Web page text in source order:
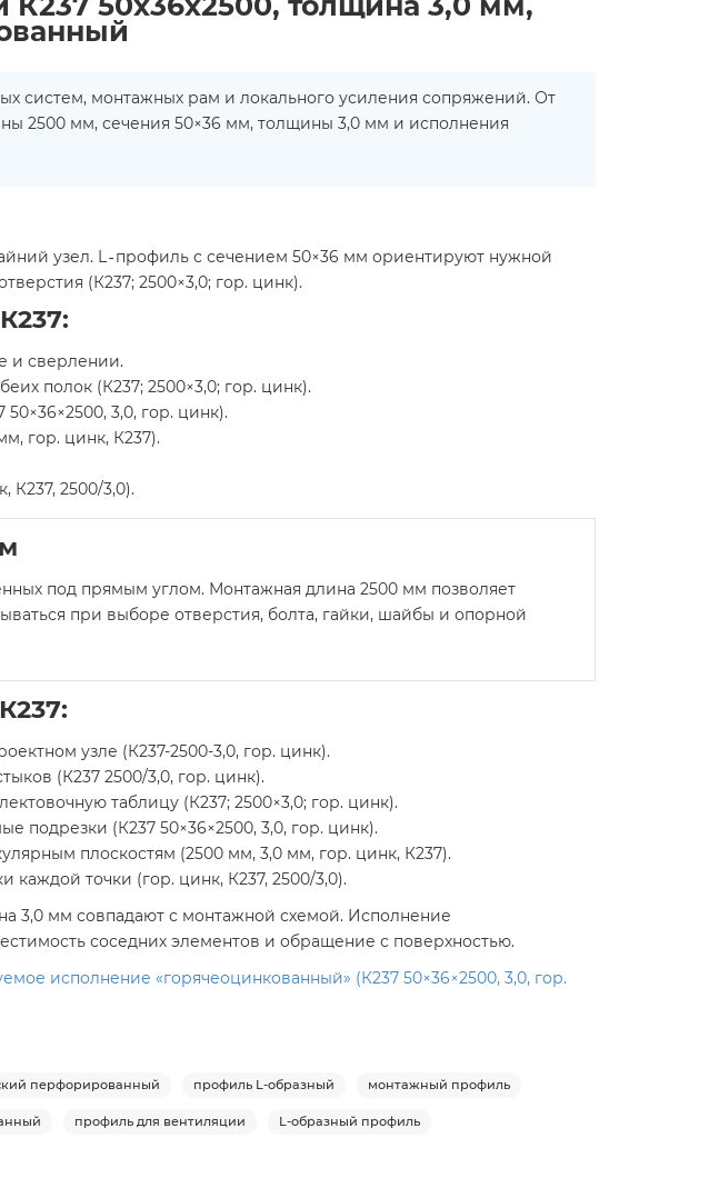
систем, монтажных рам и локального усиления сопряжений. От
2500 мм, сечения 50×36 мм, толщины 3,0 мм и исполнения
узел. L‑профиль с сечением 50×36 мм ориентируют нужной
(К237; 2500×3,0; гор. цинк).
и сверлении.
полок (К237; 2500×3,0; гор. цинк).
3,0, гор. цинк).
гор. цинк, К237).
К237, 2500/3,0).
под прямым углом. Монтажная длина 2500 мм позволяет
при выборе отверстия, болта, гайки, шайбы и опорной
узле (К237-2500-3,0, гор. цинк).
(К237 2500/3,0, гор. цинк).
таблицу (К237; 2500×3,0; гор. цинк).
(К237 50×36×2500, 3,0, гор. цинк).
плоскостям (2500 мм, 3,0 мм, гор. цинк, К237).
точки (гор. цинк, К237, 2500/3,0).
3,0 мм совпадают с монтажной схемой. Исполнение
соседних элементов и обращение с поверхностью.
исполнение «горячеоцинкованный» (К237 50×36×2500, 3,0, гор.
перфорированный профиль L-образный монтажный профиль
профиль для вентиляции L-образный профиль